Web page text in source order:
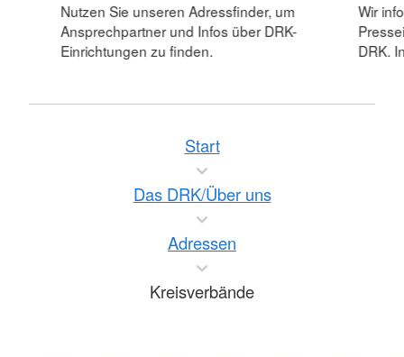
Nutzen Sie unseren Adressfinder, um
Ansprechpartner und Infos über DRK-
Einrichtungen zu finden.
Wir
DRK.
Start
Das DRK/Über uns
Adressen
Kreisverbände